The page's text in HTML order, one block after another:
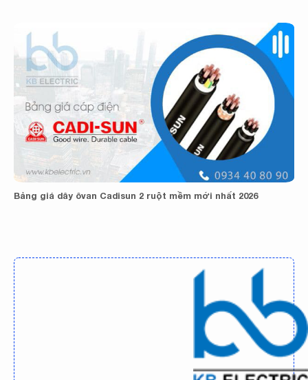
Bảng giá dây ôvan Cadisun 2 ruột mềm mới nhất 2026